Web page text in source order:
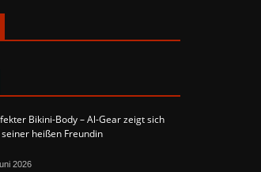
Bikini-Body – Al-Gear zeigt sich
heißen Freundin
2026